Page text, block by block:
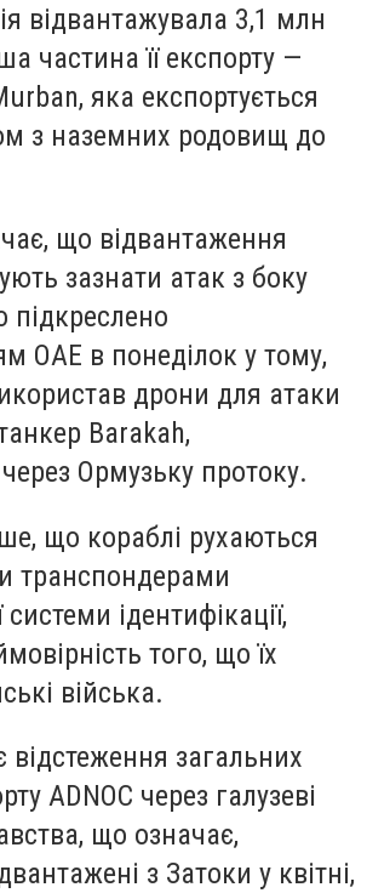
відвантажувала 3,1 млн
частина її експорту —
яка експортується
з наземних родовищ до
що відвантаження
зазнати атак з боку
підкреслено
ОАЕ в понеділок у тому,
дрони для атаки
Barakah,
Ормузьку протоку.
що кораблі рухаються
транспондерами
ідентифікації,
того, що їх
війська.
загальних
ADNOC через галузеві
що означає,
з Затоки у квітні,